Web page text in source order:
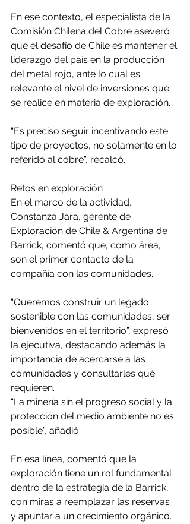
En ese contexto, el especialista de la
Comisión Chilena del Cobre aseveró
que el desafío de Chile es mantener el
liderazgo del país en la producción
del metal rojo, ante lo cual es
relevante el nivel de inversiones que
se realice en materia de exploración.
“Es preciso seguir incentivando este
tipo de proyectos, no solamente en lo
referido al cobre”, recalcó.
Retos en exploración
En el marco de la actividad,
Constanza Jara, gerente de
Exploración de Chile & Argentina de
Barrick, comentó que, como área,
son el primer contacto de la
compañía con las comunidades.
“Queremos construir un legado
sostenible con las comunidades, ser
bienvenidos en el territorio”, expresó
la ejecutiva, destacando además la
importancia de acercarse a las
comunidades y consultarles qué
requieren.
“La minería sin el progreso social y la
protección del medio ambiente no es
posible”, añadió.
En esa línea, comentó que la
exploración tiene un rol fundamental
dentro de la estrategia de la Barrick,
con miras a reemplazar las reservas
y apuntar a un crecimiento orgánico.